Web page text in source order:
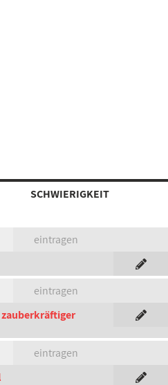
SCHWIERIGKEIT
eintragen
eintragen
eintragen